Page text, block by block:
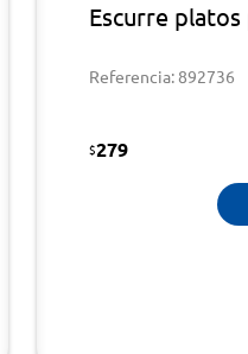
Escurre platos
Referencia: 892736
$279